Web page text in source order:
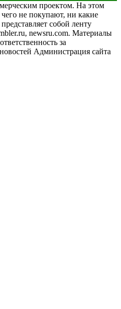
проектом. На этом
не покупают, ни какие
собой ленту
newsru.com. Материалы
за
Администрация сайта